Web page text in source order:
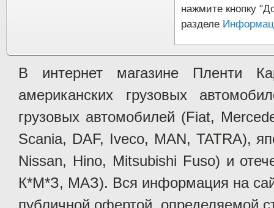
нажмите кнопку
разделе
В интернет магазине Пленти
американских грузовых
грузовых автомобилей (Fiat,
Scania, DAF, Iveco, MAN, TATRA),
Nissan, Hino, Mitsubishi Fuso) и
К*М*З, МАЗ). Вся информация на
публичной офертой, определяемой